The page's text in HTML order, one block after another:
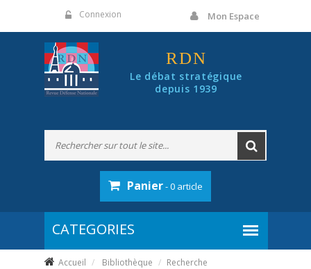
Connexion Mon Espace
RDN
Le débat stratégique
depuis 1939
Panier- 0 article
Accueil Bibliothèque Recherche